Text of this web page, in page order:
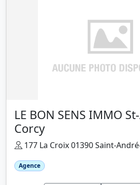
LE BON SENS IMMO
Corcy
177 La Croix 01390 Saint-
Agence